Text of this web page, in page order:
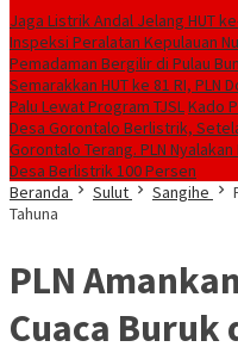
Jaga Listrik Andal Jelang HUT
Inspeksi Peralatan Kepulauan
Pemadaman Bergilir di Pulau
Semarakkan HUT ke 81 RI, PLN
Palu Lewat Program TJSLKado
Desa Gorontalo Berlistrik,
Gorontalo Terang. PLN
Desa Berlistrik 100 Persen
Beranda
Sulut Sangihe
Tahuna
PLN
Cuaca Buruk